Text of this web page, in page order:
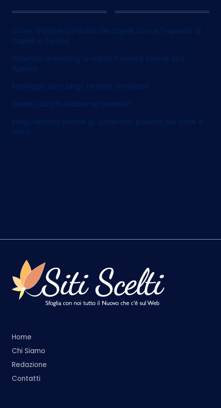
12
Come Trattare la Perdita dei Capelli con un Trapianto di
Capelli in Turchia
Obiettivo marketing: la nuova frontiera sono le SEO
Agency
Il noleggio auto lungo termine conviene?
Quanto dura la febbre nei bambini?
Il regolabarba: perché gli uomini non possono più farne a
meno
Home
Chi Siamo
Redazione
Contatti